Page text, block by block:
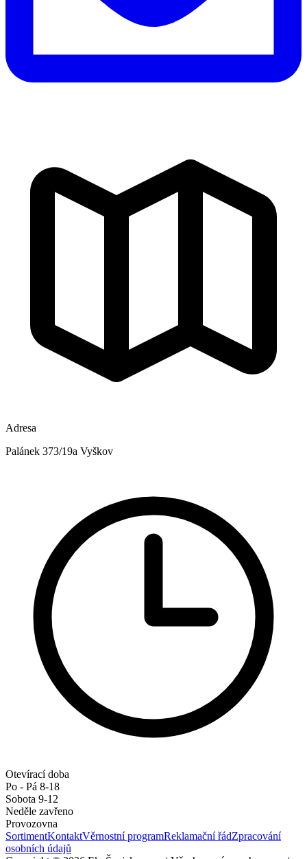
Adresa
Palánek 373/19a Vyškov
Otevírací doba
Po - Pá 8-18
Sobota 9-12
Neděle zavřeno
Provozovna
SortimentKontaktVěrnostní programReklamační řádZpracování
osobních údajů